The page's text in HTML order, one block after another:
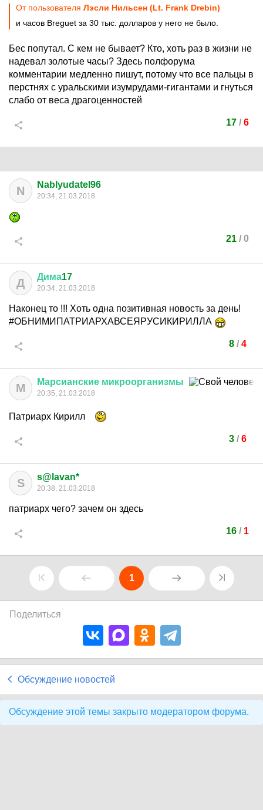
От пользователя Лэсли Нильсен (Lt. Frank Drebin)
и часов Breguet за 30 тыс. долларов у него не было.
Бес попутал. С кем не бывает? Кто, хоть раз в жизни не
надевал золотые часы? Здесь полфорума
комментарии медленно пишут, потому что все пальцы в
перстнях с уральскими изумрудами-гигантами и гнуться
слабо от веса драгоценностей
17 / 6
N Nablyudatel96
20:34, 21.03.2018
21 / 0
Д Дима17
20:34, 21.03.2018
Наконец то !!! Хоть одна позитивная новость за день!
#ОБНИМИПАТРИАРХАВСЕЯРУСИКИРИЛЛА
8/ 4
М Марсианские микроорганизмы
20:35, 21.03.2018
Патриарх Кирилл
3/ 6
S s@lavan*
20:38, 21.03.2018
патриарх чего? зачем он здесь
16 / 1
1
Поделиться
Обсуждение новостей
Обсуждение этой темы закрыто модератором форума.